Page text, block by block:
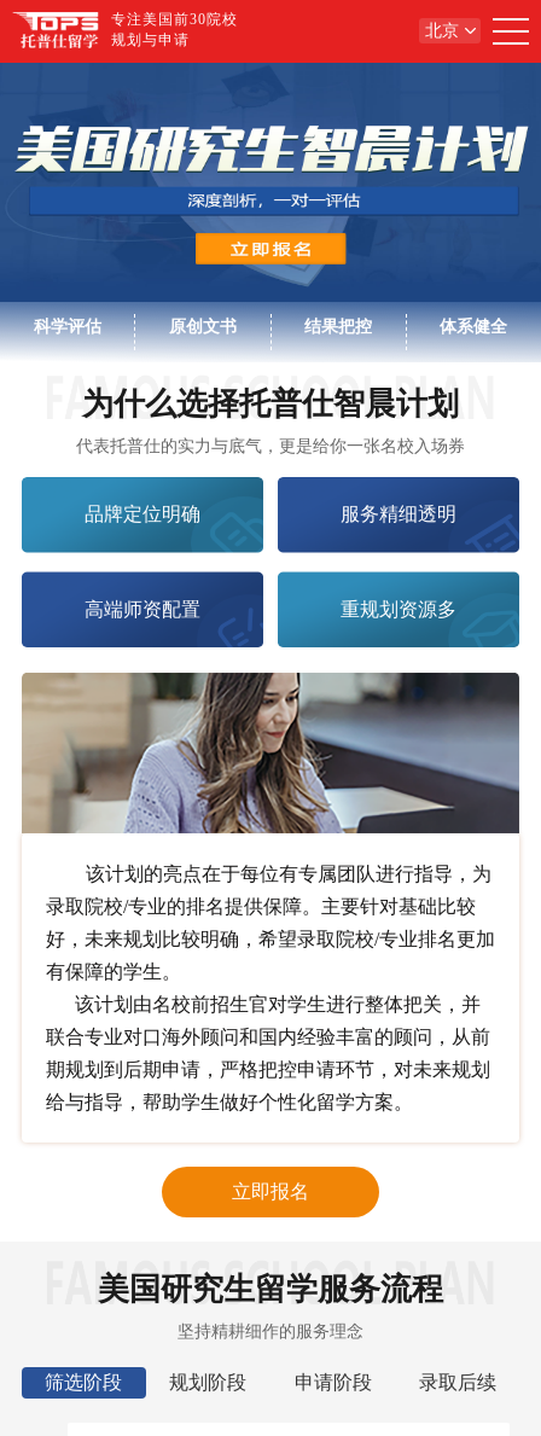
专注美国前30院校
规划与申请
北京
科学评估 原创文书 结果把控 体系健全
为什么选择托普仕智晨计划
代表托普仕的实力与底气，更是给你一张名校入场券
品牌定位明确 服务精细透明
高端师资配置 重规划资源多
该计划的亮点在于每位有专属团队进行指导，为
录取院校/专业的排名提供保障。主要针对基础比较
好，未来规划比较明确，希望录取院校/专业排名更加
有保障的学生。
该计划由名校前招生官对学生进行整体把关，并
联合专业对口海外顾问和国内经验丰富的顾问，从前
期规划到后期申请，严格把控申请环节，对未来规划
给与指导，帮助学生做好个性化留学方案。
立即报名
美国研究生留学服务流程
坚持精耕细作的服务理念
筛选阶段 规划阶段 申请阶段 录取后续